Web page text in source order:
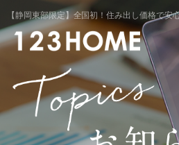
【静岡東部限定】全国初！住み出し価格で安